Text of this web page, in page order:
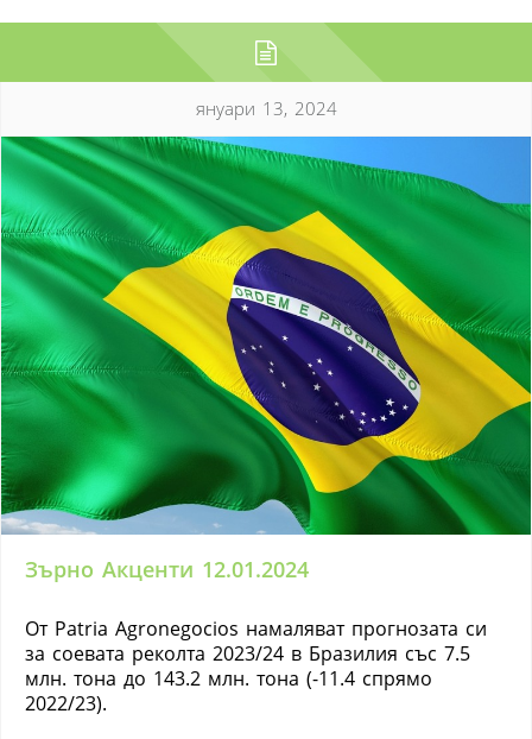
януари 13, 2024
Зърно Акценти 12.01.2024
От Patria Agronegocios намаляват прогнозата си
за соевата реколта 2023/24 в Бразилия със 7.5
млн. тона до 143.2 млн. тона (-11.4 спрямо
2022/23).